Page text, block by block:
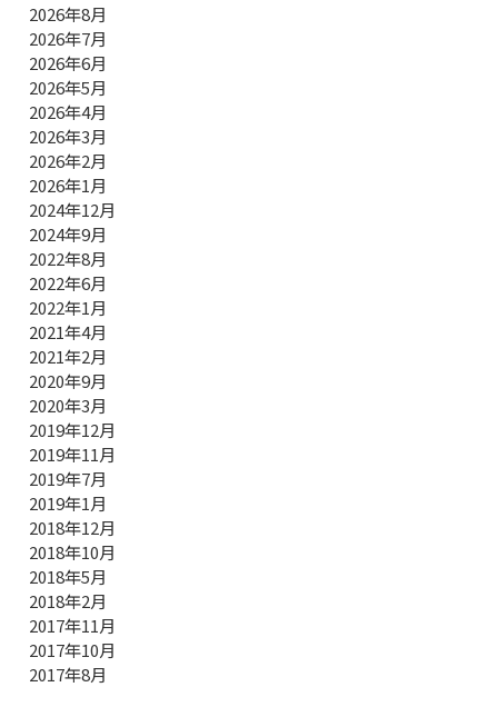
2026年8月
2026年7月
2026年6月
2026年5月
2026年4月
2026年3月
2026年2月
2026年1月
2024年12月
2024年9月
2022年8月
2022年6月
2022年1月
2021年4月
2021年2月
2020年9月
2020年3月
2019年12月
2019年11月
2019年7月
2019年1月
2018年12月
2018年10月
2018年5月
2018年2月
2017年11月
2017年10月
2017年8月